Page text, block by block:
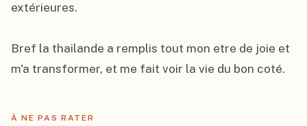
extérieures.
Bref la thailande a remplis tout mon etre de joie et
m'a transformer, et me fait voir la vie du bon coté.
À NE PAS RATER